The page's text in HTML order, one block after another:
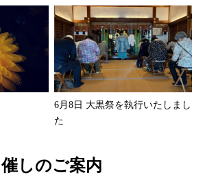
6月8日 大黒祭を執行いたしまし
た
催しのご案内